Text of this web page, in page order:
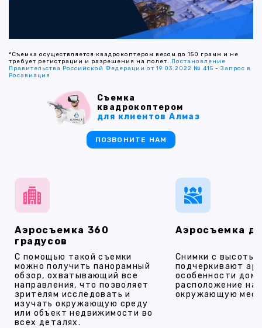
Аэросъемка 360
градусов
С помощью такой съемки
можно получить панорамный
обзор, охватывающий все
направления, что позволяет
зрителям исследовать и
изучать окружающую среду
или объект недвижимости во
всех деталях.
Аэросъемка
Снимки с высоты
подчеркивают
особенности
расположение на
окружающую
*Съемка осуществляется квадрокоптером весом до 150 грамм и не
требует регистрации и разрешения на полет. Постановление
Правительства Российской Федерации от 19.03.2022 № 415 -Запрос в
Росавиация
Съемка
квадрокоптером
для клиентов Алмаз
ПОЗВОНИТЕ НАМ